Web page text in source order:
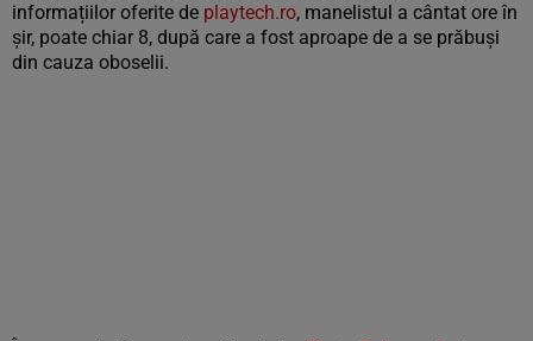
informațiilor oferite de playtech.ro, manelistul a cântat ore în
șir, poate chiar 8, după care a fost aproape de a se prăbuși
din cauza oboselii.